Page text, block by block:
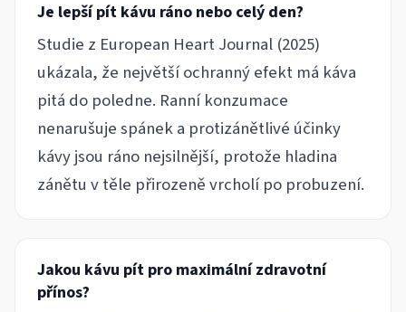
Je lepší pít kávu ráno nebo celý den?
Studie z European Heart Journal (2025)
ukázala, že největší ochranný efekt má káva
pitá do poledne. Ranní konzumace
nenarušuje spánek a protizánětlivé účinky
kávy jsou ráno nejsilnější, protože hladina
zánětu v těle přirozeně vrcholí po probuzení.
Jakou kávu pít pro maximální zdravotní
přínos?